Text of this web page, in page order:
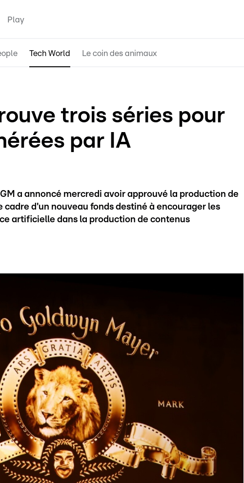
Play
Tech World Le coin des animaux
trois séries pour
par IA
a annoncé mercredi avoir approuvé la production de
cadre d'un nouveau fonds destiné à encourager les
artificielle dans la production de contenus